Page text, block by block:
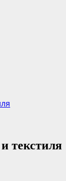
текстиля